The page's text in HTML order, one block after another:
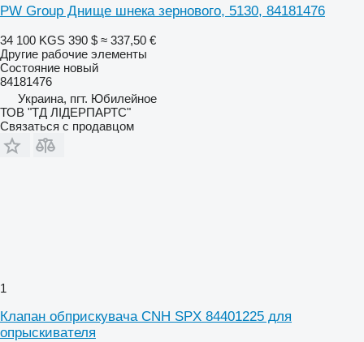
PW Group Днище шнека зернового, 5130, 84181476
34 100 KGS 390 $ ≈ 337,50 €
Другие рабочие элементы
Состояние новый
84181476
Украина, пгт. Юбилейное
ТОВ "ТД ЛІДЕРПАРТС"
Связаться с продавцом
1
Клапан обприскувача CNH SPX 84401225 для
опрыскивателя